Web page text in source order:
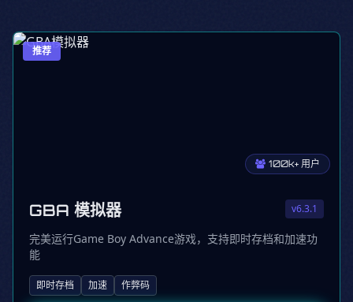
推荐
100k+ 用户
GBA 模拟器 v6.3.1
完美运行Game Boy Advance游戏，支持即时存档和加速功
能
即时存档 加速 作弊码